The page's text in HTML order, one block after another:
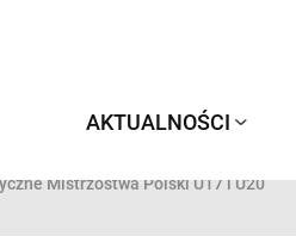
AKTUALNOŚCI
Mistrzostwa Polski U17 i U20